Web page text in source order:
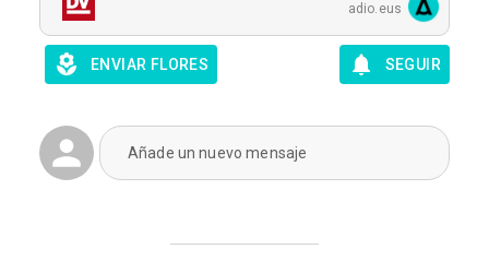
adio.eus
ENVIAR FLORES SEGUIR
Añade un nuevo mensaje